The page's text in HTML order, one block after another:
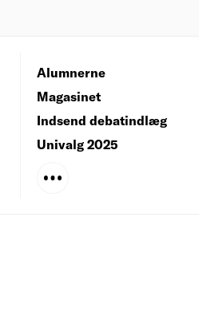
Alumnerne
Magasinet
Indsend debatindlæg
Univalg 2025